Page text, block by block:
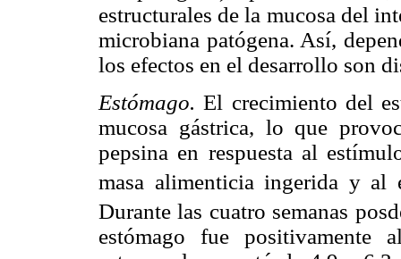
estructurales de la mucosa del
microbiana patógena. Así,
los efectos en el desarrollo son
Estómago. El crecimiento del
mucosa gástrica, lo que
pepsina en respuesta al
masa alimenticia ingerida y al
Durante las cuatro semanas
estómago fue positivamente